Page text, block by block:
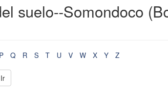
suelo--Somondoco
P Q R S T U V W X Y Z
Ir